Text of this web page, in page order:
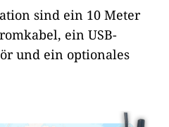
sind ein 10 Meter
ein USB-
und ein optionales